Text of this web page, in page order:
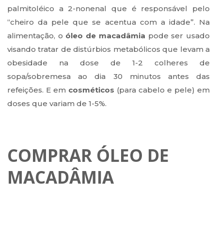
palmitoléico a 2-nonenal que é responsável pelo
“cheiro da pele que se acentua com a idade”. Na
alimentação, o óleo de macadâmia pode ser usado
visando tratar de distúrbios metabólicos que levam a
obesidade na dose de 1-2 colheres de
sopa/sobremesa ao dia 30 minutos antes das
refeições. E em cosméticos (para cabelo e pele) em
doses que variam de 1-5%.
COMPRAR ÓLEO DE
MACADÂMIA